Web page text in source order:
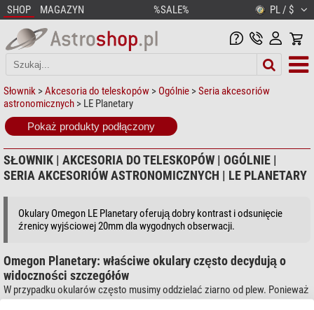
SHOP MAGAZYN %SALE% PL / $
Słownik >Akcesoria do teleskopów > Ogólnie >Seria akcesoriów
astronomicznych > LE Planetary
Pokaż produkty podłączony
SŁOWNIK | AKCESORIA DO TELESKOPÓW | OGÓLNIE |
SERIA AKCESORIÓW ASTRONOMICZNYCH | LE PLANETARY
Okulary Omegon LE Planetary oferują dobry kontrast i odsunięcie
źrenicy wyjściowej 20mm dla wygodnych obserwacji.
Omegon Planetary: właściwe okulary często decydują o
widoczności szczegółów
W przypadku okularów często musimy oddzielać ziarno od plew. Ponieważ